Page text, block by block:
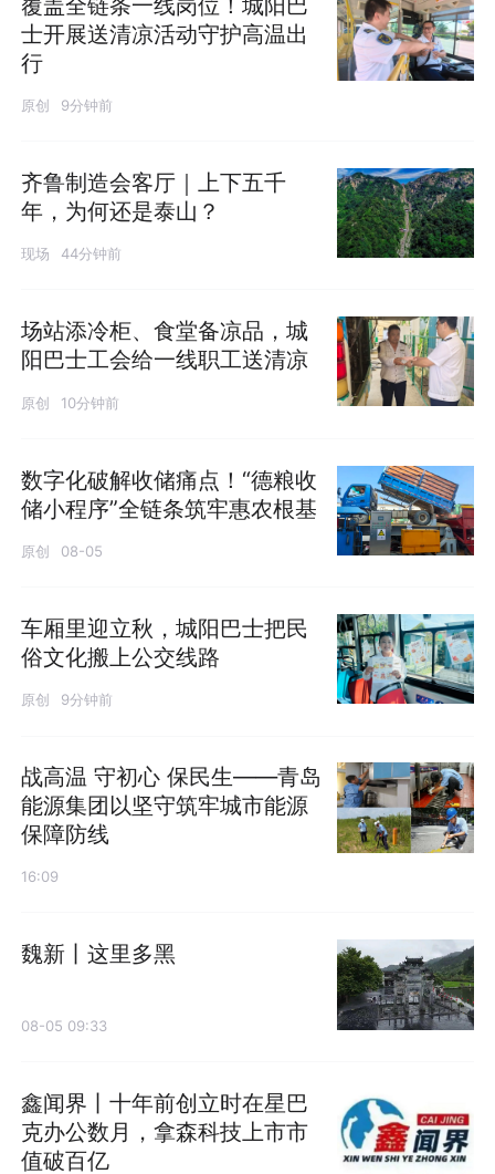
士开展送清凉活动守护高温出
行
原创 9分钟前
齐鲁制造会客厅｜上下五千
年，为何还是泰山？
现场 44分钟前
场站添冷柜、食堂备凉品，城
阳巴士工会给一线职工送清凉
原创 10分钟前
数字化破解收储痛点！“德粮收
储小程序”全链条筑牢惠农根基
原创 08-05
车厢里迎立秋，城阳巴士把民
俗文化搬上公交线路
原创 9分钟前
战高温 守初心 保民生——青岛
能源集团以坚守筑牢城市能源
保障防线
16:09
魏新丨这里多黑
08-05 09:33
鑫闻界丨十年前创立时在星巴
克办公数月，拿森科技上市市
值破百亿